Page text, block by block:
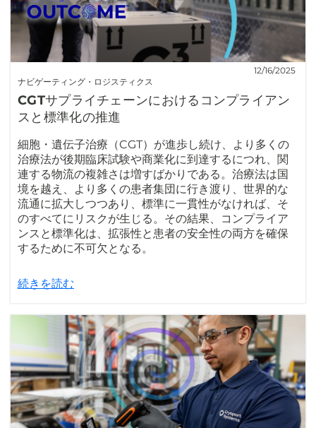
ナビゲーティング・ロジスティクス
12/16/2025
CGTサプライチェーンにおけるコンプライアン
スと標準化の推進
細胞・遺伝子治療（CGT）が進歩し続け、より多くの
治療法が後期臨床試験や商業化に到達するにつれ、関
連する物流の複雑さは増すばかりである。治療法は国
境を越え、より多くの患者集団に行き渡り、世界的な
流通に拡大しつつあり、標準に一貫性がなければ、そ
のすべてにリスクが生じる。その結果、コンプライア
ンスと標準化は、拡張性と患者の安全性の両方を確保
するために不可欠となる。
続きを読む